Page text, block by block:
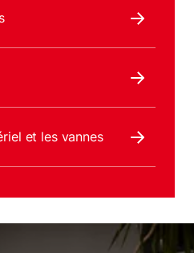
et les vannes